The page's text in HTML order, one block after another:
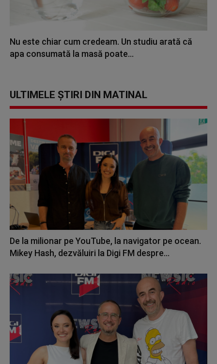
Nu este chiar cum credeam. Un studiu arată că
apa consumată la masă poate...
ULTIMELE ȘTIRI DIN MATINAL
De la milionar pe YouTube, la navigator pe ocean.
Mikey Hash, dezvăluiri la Digi FM despre...